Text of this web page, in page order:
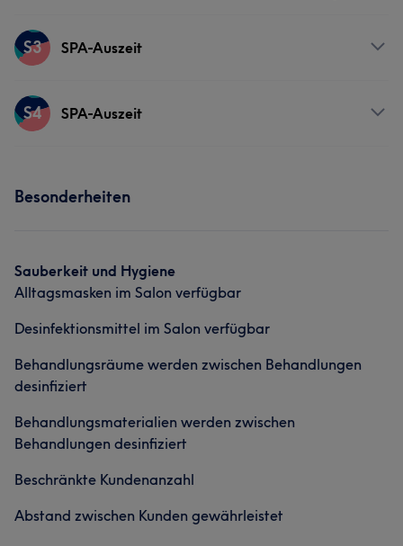
Services
S3 SPA-Auszeit
Services
S4 SPA-Auszeit
Besonderheiten
Sauberkeit und Hygiene
Alltagsmasken im Salon verfügbar
Desinfektionsmittel im Salon verfügbar
Behandlungsräume werden zwischen Behandlungen
desinfiziert
Behandlungsmaterialien werden zwischen
Behandlungen desinfiziert
Beschränkte Kundenanzahl
Abstand zwischen Kunden gewährleistet